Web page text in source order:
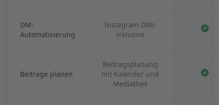
DM-
Automatisierung
Instagram DMs
inklusive
Beiträge planen
Beitragsplanung
mit Kalender und
Mediathek